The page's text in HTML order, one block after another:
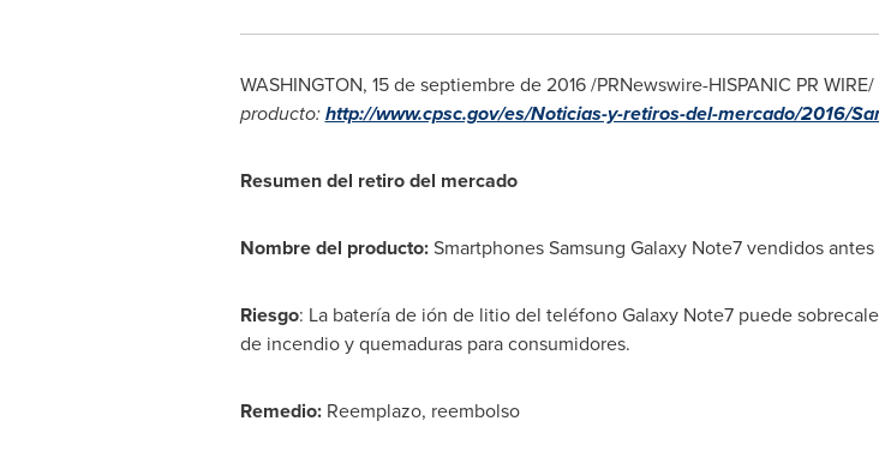
WASHINGTON, 15 de septiembre de 2016 /PRNewswire-HISPANIC PR WIRE/
producto:http://www.cpsc.gov/es/Noticias-y-retiros-del-mercado/2016/
Resumen del retiro del mercado
Nombre del producto:Smartphones Samsung Galaxy Note7 vendidos
Riesgo: La batería de ión de litio del teléfono Galaxy Note7 puede
de incendio y quemaduras para consumidores.
Remedio: Reemplazo, reembolso